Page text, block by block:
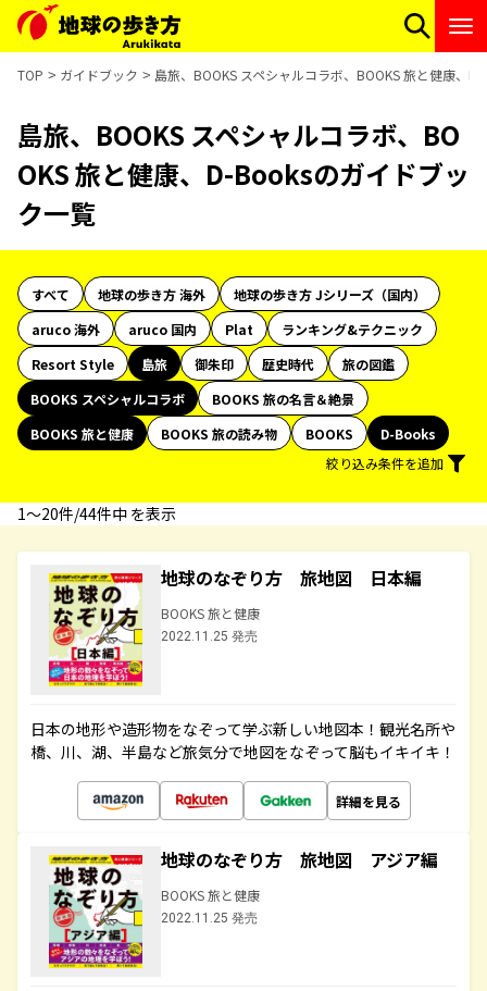
TOP ガイドブック 島旅、BOOKS スペシャルコラボ、BOOKS 旅と健康、
島旅、BOOKS スペシャルコラボ、BO
OKS 旅と健康、D-Booksのガイドブッ
ク一覧
すべて 地球の歩き方 海外
地球の歩き方 Jシリーズ（国内）
aruco 海外
aruco 国内 Plat
ランキング&テクニック
Resort Style
島旅 御朱印 歴史時代
旅の図鑑
BOOKS スペシャルコラボ
BOOKS 旅の名言＆絶景
BOOKS 旅と健康
BOOKS 旅の読み物 BOOKS
D-Books
絞り込み条件を追加
1〜20件/44件中 を表示
地球のなぞり方 旅地図 日本編
BOOKS 旅と健康
2022.11.25 発売
日本の地形や造形物をなぞって学ぶ新しい地図本！観光名所や
橋、川、湖、半島など旅気分で地図をなぞって脳もイキイキ！
詳細を見る
地球のなぞり方 旅地図 アジア編
BOOKS 旅と健康
2022.11.25 発売